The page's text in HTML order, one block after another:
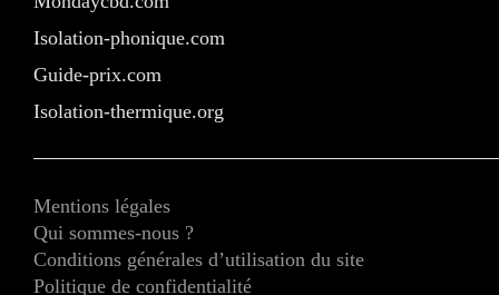
Isolation-phonique.com
Guide-prix.com
Isolation-thermique.org
Mentions légales
Qui sommes-nous ?
Conditions générales d’utilisation du site
Politique de confidentialité